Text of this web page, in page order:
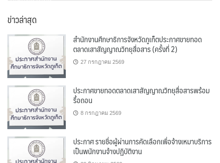
ข่าวล่าสุด
สำนักงานศึกษาธิการจังหวัดภูเก็ตประกาศขายทอด
ตลาดเสาสัญญาณวิทยุสื่อสาร (ครั้งที่ 2)
27 กรกฎาคม 2569
ประกาศขายทอดตลาดเสาสัญญาณวิทยุสื่อสารพร้อม
รื้อถอน
8 กรกฎาคม 2569
ประกาศ รายชื่อผู้ผ่านการคัดเลือกเพื่อจ้างเหมาบริการ
เป็นพนักงานจ้างปฏิบัติงาน